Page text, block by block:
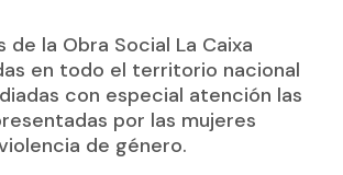
de la Obra Social La Caixa
en todo el territorio nacional
con especial atención las
por las mujeres
de género.